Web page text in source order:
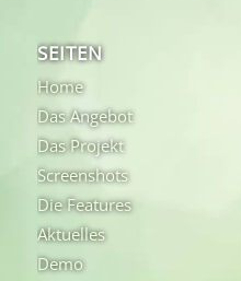
SEITEN
Home
Das Angebot
Das Projekt
Screenshots
Die Features
Aktuelles
Demo